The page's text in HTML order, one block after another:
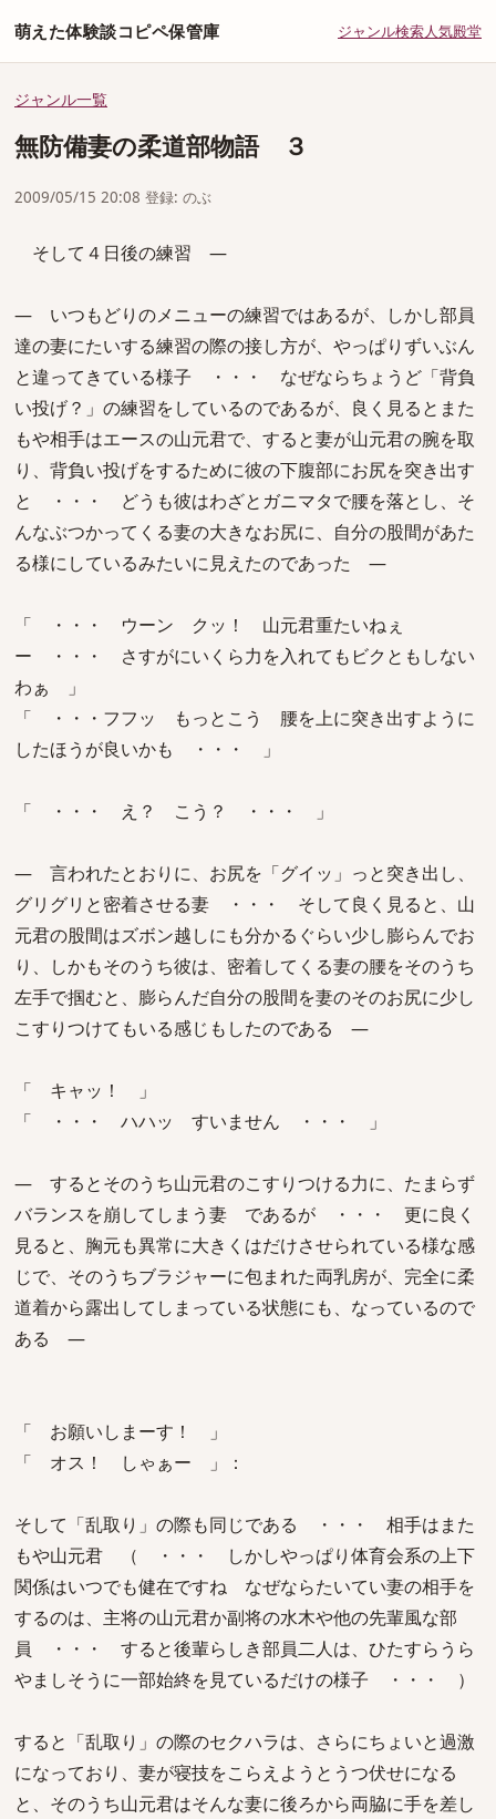
萌えた体験談コピペ保管庫 ジャンル検索人気殿堂
ジャンル一覧
無防備妻の柔道部物語 ３
2009/05/15 20:08 登録: のぶ
そして４日後の練習 ―
― いつもどりのメニューの練習ではあるが、しかし部員
達の妻にたいする練習の際の接し方が、やっぱりずいぶん
と違ってきている様子 ・・・ なぜならちょうど「背負
い投げ？」の練習をしているのであるが、良く見るとまた
もや相手はエースの山元君で、すると妻が山元君の腕を取
り、背負い投げをするために彼の下腹部にお尻を突き出す
と ・・・ どうも彼はわざとガニマタで腰を落とし、そ
んなぶつかってくる妻の大きなお尻に、自分の股間があた
る様にしているみたいに見えたのであった ―
「 ・・・ ウーン クッ！ 山元君重たいねぇ
ー ・・・ さすがにいくら力を入れてもビクともしない
わぁ 」
「 ・・・フフッ もっとこう 腰を上に突き出すように
したほうが良いかも ・・・ 」
「 ・・・ え？ こう？ ・・・ 」
― 言われたとおりに、お尻を「グイッ」っと突き出し、
グリグリと密着させる妻 ・・・ そして良く見ると、山
元君の股間はズボン越しにも分かるぐらい少し膨らんでお
り、しかもそのうち彼は、密着してくる妻の腰をそのうち
左手で掴むと、膨らんだ自分の股間を妻のそのお尻に少し
こすりつけてもいる感じもしたのである ―
「 キャッ！ 」
「 ・・・ ハハッ すいません ・・・ 」
― するとそのうち山元君のこすりつける力に、たまらず
バランスを崩してしまう妻 であるが ・・・ 更に良く
見ると、胸元も異常に大きくはだけさせられている様な感
じで、そのうちブラジャーに包まれた両乳房が、完全に柔
道着から露出してしまっている状態にも、なっているので
ある ―
「 お願いしまーす！ 」
「 オス！ しゃぁー 」：
そして「乱取り」の際も同じである ・・・ 相手はまた
もや山元君 （ ・・・ しかしやっぱり体育会系の上下
関係はいつでも健在ですね なぜならたいてい妻の相手を
するのは、主将の山元君か副将の水木や他の先輩風な部
員 ・・・ すると後輩らしき部員二人は、ひたすらうら
やましそうに一部始終を見ているだけの様子 ・・・ ）
すると「乱取り」の際のセクハラは、さらにちょいと過激
になっており、妻が寝技をこらえようとうつ伏せになる
と、そのうち山元君はそんな妻に後ろから両脇に手を差し